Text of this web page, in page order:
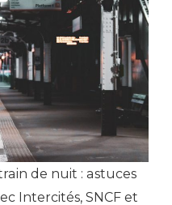
de nuit : astuces
Intercités, SNCF et